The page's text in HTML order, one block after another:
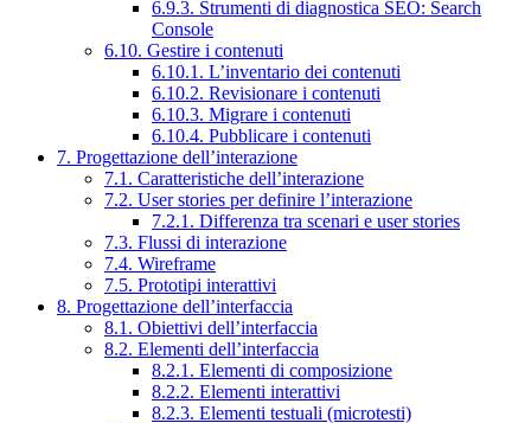
6.9.3. Strumenti di diagnostica SEO: Search
Console
6.10. Gestire i contenuti
6.10.1. L’inventario dei contenuti
6.10.2. Revisionare i contenuti
6.10.3. Migrare i contenuti
6.10.4. Pubblicare i contenuti
7. Progettazione dell’interazione
7.1. Caratteristiche dell’interazione
7.2. User stories per definire l’interazione
7.2.1. Differenza tra scenari e user stories
7.3. Flussi di interazione
7.4. Wireframe
7.5. Prototipi interattivi
8. Progettazione dell’interfaccia
8.1. Obiettivi dell’interfaccia
8.2. Elementi dell’interfaccia
8.2.1. Elementi di composizione
8.2.2. Elementi interattivi
8.2.3. Elementi testuali (microtesti)